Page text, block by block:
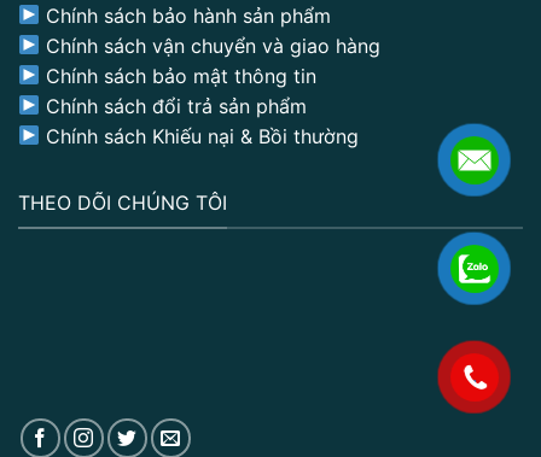
Chính sách bảo hành sản phẩm
Chính sách vận chuyển và giao hàng
Chính sách bảo mật thông tin
Chính sách đổi trả sản phẩm
Chính sách Khiếu nại & Bồi thường
THEO DÕI CHÚNG TÔI
.